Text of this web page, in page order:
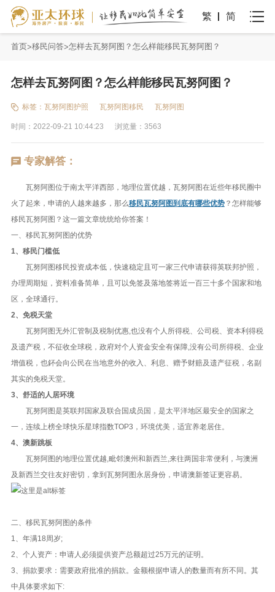
繁 简
首页 移民问答 怎样去瓦努阿图？怎么样能移民瓦努阿图？
怎样去瓦努阿图？怎么样能移民瓦努阿图？
标签： 瓦努阿图护照 瓦努阿图移民 瓦努阿图
时间：2022-09-21 10:44:23 浏览量：3563
专家解答：
瓦努阿图位于南太平洋西部，地理位置优越，瓦努阿图在近些年移民圈中
火了起来，申请的人越来越多，那么移民瓦努阿图到底有哪些优势？怎样能够
移民瓦努阿图？这一篇文章统统给你答案！
一、移民瓦努阿图的优势
1、移民门槛低
瓦努阿图移民投资成本低，快速稳定且可一家三代申请获得英联邦护照，
办理周期短，资料准备简单，且可以免签及落地签将近一百三十多个国家和地
区，全球通行。
2、免税天堂
瓦努阿图无外汇管制及税制优惠,也没有个人所得税、公司税、资本利得税
及遗产税，不征收全球税，政府对个人资金安全有保障,没有公司所得税、企业
增值税，也鈈会向公民在当地意外的收入、利息、赠予财赔及遗产征税，名副
其实的免税天堂。
3、舒适的人居环境
瓦努阿图是英联邦国家及联合国成员国，是太平洋地区最安全的国家之
一，连续上榜全球快乐星球指数TOP3，环境优美，适宜养老居住。
4、澳新跳板
瓦努阿图的地理位置优越,毗邻澳州和新西兰,来往两国非常便利，与澳洲
及新西兰交往友好密切，拿到瓦努阿图永居身份，申请澳新签证更容易。
二、移民瓦努阿图的条件
1、年满18周岁;
2、个人资产：申请人必须提供资产总额超过25万元的证明。
3、捐款要求：需要政府批准的捐款。金额根据申请人的数量而有所不同。其
中具体要求如下: